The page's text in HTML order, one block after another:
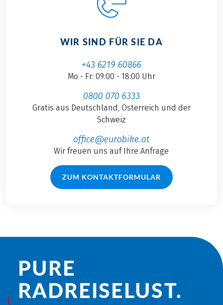
WIR SIND FÜR SIE DA
+43 6219 60866
Mo - Fr: 09:00 - 18:00 Uhr
0800 070 6333
Gratis aus Deutschland, Österreich und der
Schweiz
office@eurobike.at
Wir freuen uns auf Ihre Anfrage
ZUM KONTAKTFORMULAR
PURE
RADREISE­LUST.